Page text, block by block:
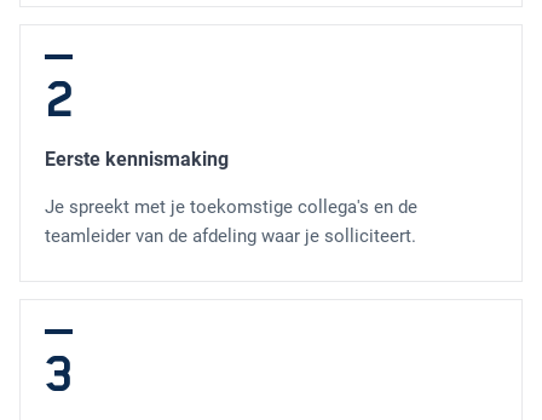
2
Eerste kennismaking
Je spreekt met je toekomstige collega's en de
teamleider van de afdeling waar je solliciteert.
3